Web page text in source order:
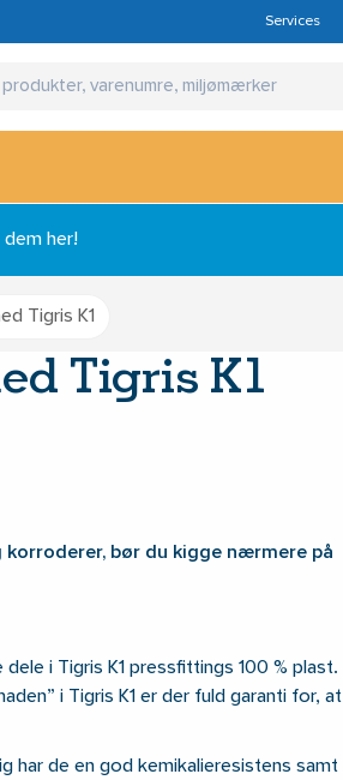
Services
her!
Tigris K1
Tigris K1
bør du kigge nærmere på
i Tigris K1 pressfittings 100 % plast.
i Tigris K1 er der fuld garanti for, at
de en god kemikalieresistens samt